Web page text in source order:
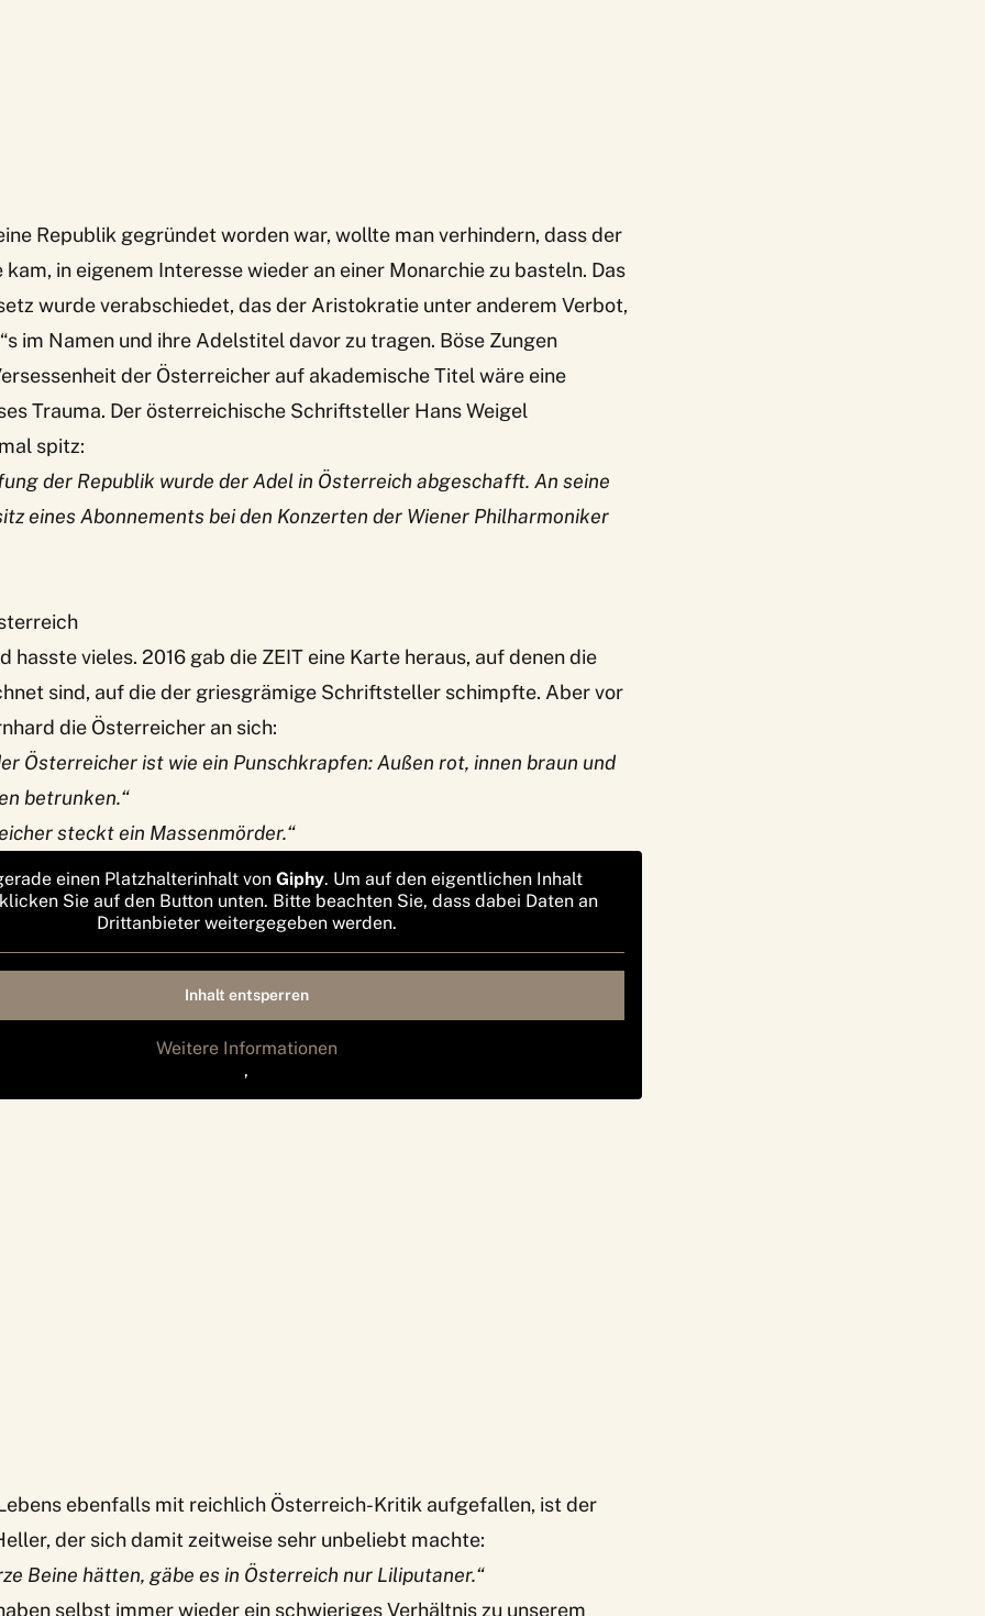
Republik gegründet worden war, wollte man verhindern, dass der
in eigenem Interesse wieder an einer Monarchie zu basteln. Das
wurde verabschiedet, das der Aristokratie unter anderem Verbot,
im Namen und ihre Adelstitel davor zu tragen. Böse Zungen
der Österreicher auf akademische Titel wäre eine
Trauma. Der österreichische Schriftsteller Hans Weigel
spitz:
der Republik wurde der Adel in Österreich abgeschafft. An seine
eines Abonnements bei den Konzerten der Wiener Philharmoniker
hasste vieles. 2016 gab die ZEIT eine Karte heraus, auf denen die
sind, auf die der griesgrämige Schriftsteller schimpfte. Aber vor
die Österreicher an sich:
Österreicher ist wie ein Punschkrapfen: Außen rot, innen braun und
betrunken.“
steckt ein Massenmörder.“
einen Platzhalterinhalt von Giphy. Um auf den eigentlichen Inhalt
Sie auf den Button unten. Bitte beachten Sie, dass dabei Daten an
Drittanbieter weitergegeben werden.
Inhalt entsperren
Weitere Informationen
‚
ebenfalls mit reichlich Österreich-Kritik aufgefallen, ist der
der sich damit zeitweise sehr unbeliebt machte:
Beine hätten, gäbe es in Österreich nur Liliputaner.“
selbst immer wieder ein schwieriges Verhältnis zu unserem